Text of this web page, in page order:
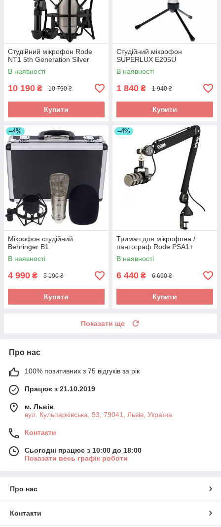
Студійний мікрофон Rode
NT1 5th Generation Silver
В наявності
10 190 ₴ 10 790 ₴
Купити
Студійний мікрофон
SUPERLUX E205U
В наявності
1 840 ₴ 1 940 ₴
Купити
–4%
Мікрофон студійний
Behringer B1
В наявності
4 990 ₴ 5 190 ₴
Купити
–4%
Тримач для мікрофона /
пантограф Rode PSA1+
В наявності
6 440 ₴ 6 690 ₴
Купити
Показати ще
Про нас
100% позитивних з 75 відгуків за рік
Працює з 21.10.2019
м. Львів
вул. Кульпарківська, 93, 79041, Львів, Україна
Контакти
Сьогодні працює з 10:00 до 18:00
Показати весь графік роботи
Про нас
Контакти